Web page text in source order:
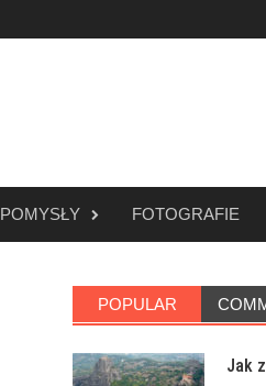
POMYSŁY FOTOGRAFIE
POPULAR
Jak